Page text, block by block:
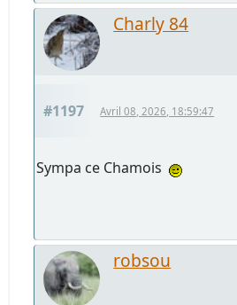
Charly 84
#1197 Avril 08, 2026, 18:59:47
Sympa ce Chamois
robsou